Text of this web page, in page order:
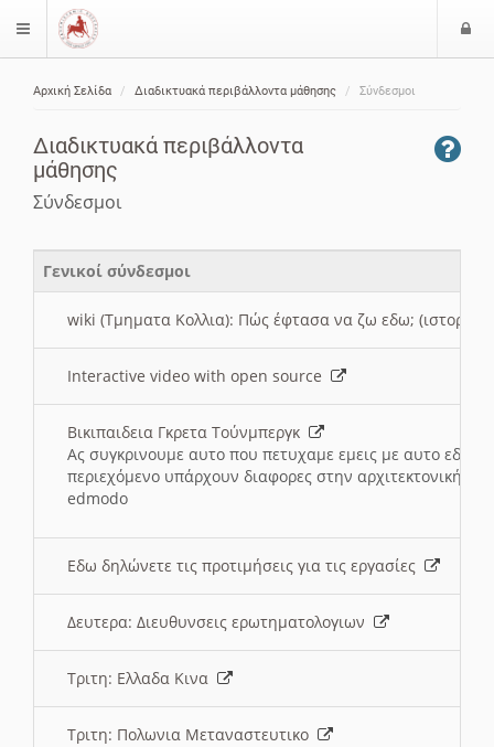
$langMenu
Αρχική Σελίδα Διαδικτυακά περιβάλλοντα μάθησης Σύνδεσμοι
Διαδικτυακά περιβάλλοντα
μάθησης
Σύνδεσμοι
Γενικοί σύνδεσμοι
wiki (Τμηματα Κολλια): Πώς έφτασα να ζω εδω; (ιστορια)
Interactive video with open source
Βικιπαιδεια Γκρετα Τούνμπεργκ
Ας συγκρινουμε αυτο που πετυχαμε εμεις με αυτο εδω
περιεχόμενο υπάρχουν διαφορες στην αρχιτεκτονική
edmodo
Εδω δηλώνετε τις προτιμήσεις για τις εργασίες
Δευτερα: Διευθυνσεις ερωτηματολογιων
Τριτη: Ελλαδα Κινα
Τριτη: Πολωνια Μεταναστευτικο